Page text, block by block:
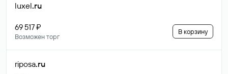
luxel.ru
69 517 ₽
Возможен торг
В корзину
riposa.ru